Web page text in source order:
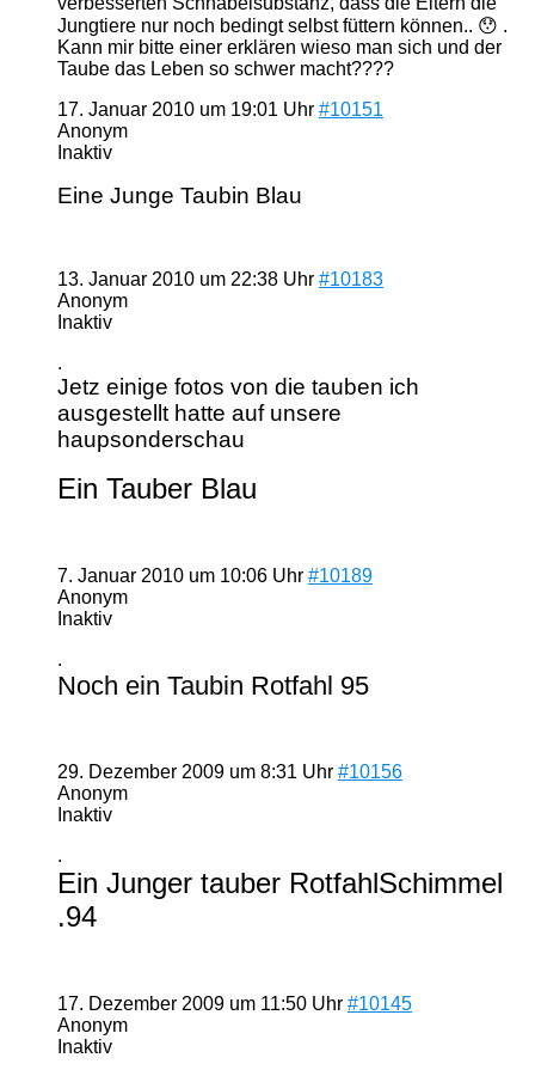
Jungtiere nur noch bedingt selbst füttern können.. 😯 .
Kann mir bitte einer erklären wieso man sich und der
Taube das Leben so schwer macht????
17. Januar 2010 um 19:01 Uhr #10151
Anonym
Inaktiv
Eine Junge Taubin Blau
13. Januar 2010 um 22:38 Uhr #10183
Anonym
Inaktiv
.
Jetz einige fotos von die tauben ich
ausgestellt hatte auf unsere
haupsonderschau
Ein Tauber Blau
7. Januar 2010 um 10:06 Uhr #10189
Anonym
Inaktiv
.
Noch ein Taubin Rotfahl 95
29. Dezember 2009 um 8:31 Uhr #10156
Anonym
Inaktiv
.
Ein Junger tauber RotfahlSchimmel
.94
17. Dezember 2009 um 11:50 Uhr #10145
Anonym
Inaktiv